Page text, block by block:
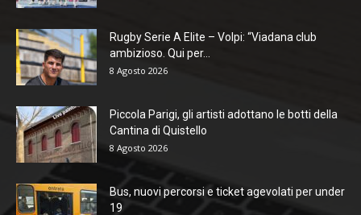
Rugby Serie A Elite – Volpi: “Viadana club
ambizioso. Qui per...
8 Agosto 2026
Piccola Parigi, gli artisti adottano le botti della
Cantina di Quistello
8 Agosto 2026
Bus, nuovi percorsi e ticket agevolati per under
19